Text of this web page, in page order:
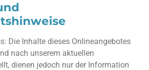
Die Inhalte dieses Onlineangebotes
nach unserem aktuellen
dienen jedoch nur der Information